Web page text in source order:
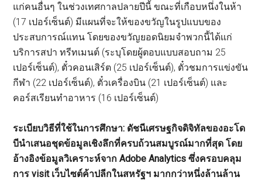
แก่คนอื่นๆ ในช่วงเทศกาลปลายปีนี้ ขณะที่เกือบหนึ่งในห้า
(17 เปอร์เซ็นต์) มีแผนที่จะให้ของขวัญในรูปแบบของ
ประสบการณ์แทน โดยของขวัญยอดนิยมจำพวกนี้ได้แก่
บริการสปา ทรีทเมนต์ (ระบุโดยผู้ตอบแบบสอบถาม 25
เปอร์เซ็นต์), ตั๋วคอนเสิร์ต (25 เปอร์เซ็นต์), ตั๋วชมการแข่งขัน
กีฬา (22 เปอร์เซ็นต์), ตั๋วเครื่องบิน (21 เปอร์เซ็นต์) และ
คอร์สเรียนทำอาหาร (16 เปอร์เซ็นต์)
ระเบียบวิธีที่ใช้ในการศึกษา: ดัชนีเศรษฐกิจดิจิทัลของอะโด
บีนำเสนอชุดข้อมูลเชิงลึกที่ครบถ้วนสมบูรณ์มากที่สุด โดย
อ้างอิงข้อมูลวิเคราะห์จาก Adobe Analytics ซึ่งครอบคลุม
การ visit เว็บไซต์ค้าปลีกในสหรัฐฯ มากกว่าหนึ่งล้านล้าน